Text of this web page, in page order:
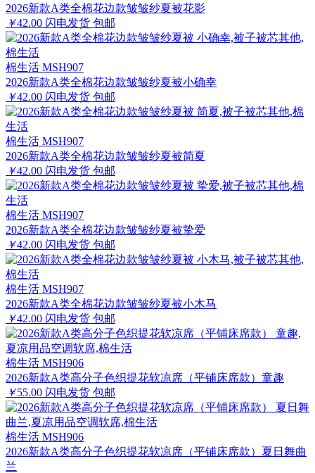
2026新款A类全棉花边款皱皱纱夏被花影
￥42.00 闪电发货 包邮
棉生活 MSH907
2026新款A类全棉花边款皱皱纱夏被小确幸
￥42.00 闪电发货 包邮
棉生活 MSH907
2026新款A类全棉花边款皱皱纱夏被简夏
￥42.00 闪电发货 包邮
棉生活 MSH907
2026新款A类全棉花边款皱皱纱夏被挚爱
￥42.00 闪电发货 包邮
棉生活 MSH907
2026新款A类全棉花边款皱皱纱夏被小木马
￥42.00 闪电发货 包邮
棉生活 MSH906
2026新款A类高分子色织提花软凉席（平铺床席款）童趣
￥55.00 闪电发货 包邮
棉生活 MSH906
2026新款A类高分子色织提花软凉席（平铺床席款）夏日舞曲
兰